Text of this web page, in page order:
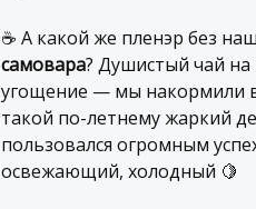
☕️ А какой же пленэр без
самовара? Душистый чай на
угощение — мы накормили
такой по-летнему жаркий
пользовался огромным
освежающий, холодный 🍋